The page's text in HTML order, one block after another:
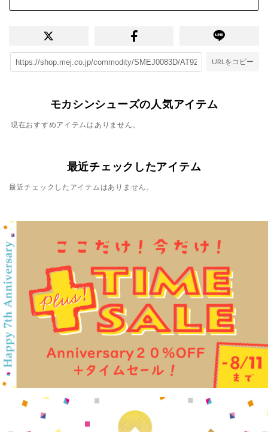
URLをコピー
モカシンシューズの人気アイテム
現在おすすめアイテムはありません。
最近チェックしたアイテム
最近チェックしたアイテムはありません。